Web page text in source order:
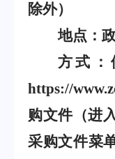
除外）
地点：
方式：
https://
购文件（进
采购文件菜